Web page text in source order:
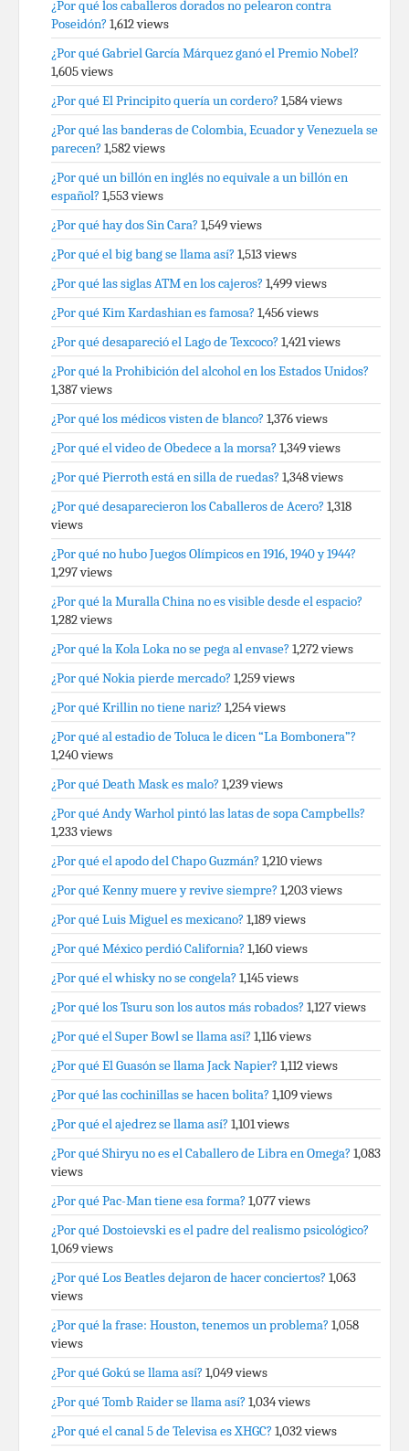
¿Por qué los caballeros dorados no pelearon contra
Poseidón? 1,612 views
¿Por qué Gabriel García Márquez ganó el Premio Nobel?
1,605 views
¿Por qué El Principito quería un cordero? 1,584 views
¿Por qué las banderas de Colombia, Ecuador y Venezuela se
parecen? 1,582 views
¿Por qué un billón en inglés no equivale a un billón en
español? 1,553 views
¿Por qué hay dos Sin Cara? 1,549 views
¿Por qué el big bang se llama así? 1,513 views
¿Por qué las siglas ATM en los cajeros? 1,499 views
¿Por qué Kim Kardashian es famosa? 1,456 views
¿Por qué desapareció el Lago de Texcoco? 1,421 views
¿Por qué la Prohibición del alcohol en los Estados Unidos?
1,387 views
¿Por qué los médicos visten de blanco? 1,376 views
¿Por qué el video de Obedece a la morsa? 1,349 views
¿Por qué Pierroth está en silla de ruedas? 1,348 views
¿Por qué desaparecieron los Caballeros de Acero? 1,318
views
¿Por qué no hubo Juegos Olímpicos en 1916, 1940 y 1944?
1,297 views
¿Por qué la Muralla China no es visible desde el espacio?
1,282 views
¿Por qué la Kola Loka no se pega al envase? 1,272 views
¿Por qué Nokia pierde mercado? 1,259 views
¿Por qué Krillin no tiene nariz? 1,254 views
¿Por qué al estadio de Toluca le dicen “La Bombonera”?
1,240 views
¿Por qué Death Mask es malo? 1,239 views
¿Por qué Andy Warhol pintó las latas de sopa Campbells?
1,233 views
¿Por qué el apodo del Chapo Guzmán? 1,210 views
¿Por qué Kenny muere y revive siempre? 1,203 views
¿Por qué Luis Miguel es mexicano? 1,189 views
¿Por qué México perdió California? 1,160 views
¿Por qué el whisky no se congela? 1,145 views
¿Por qué los Tsuru son los autos más robados? 1,127 views
¿Por qué el Super Bowl se llama así? 1,116 views
¿Por qué El Guasón se llama Jack Napier? 1,112 views
¿Por qué las cochinillas se hacen bolita? 1,109 views
¿Por qué el ajedrez se llama así? 1,101 views
¿Por qué Shiryu no es el Caballero de Libra en Omega? 1,083
views
¿Por qué Pac-Man tiene esa forma? 1,077 views
¿Por qué Dostoievski es el padre del realismo psicológico?
1,069 views
¿Por qué Los Beatles dejaron de hacer conciertos? 1,063
views
¿Por qué la frase: Houston, tenemos un problema? 1,058
views
¿Por qué Gokú se llama así? 1,049 views
¿Por qué Tomb Raider se llama así? 1,034 views
¿Por qué el canal 5 de Televisa es XHGC? 1,032 views